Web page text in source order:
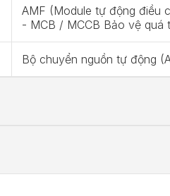
AMF (Module tự động điều
- MCB / MCCB Bảo vệ quá
Bộ chuyển nguồn tự động